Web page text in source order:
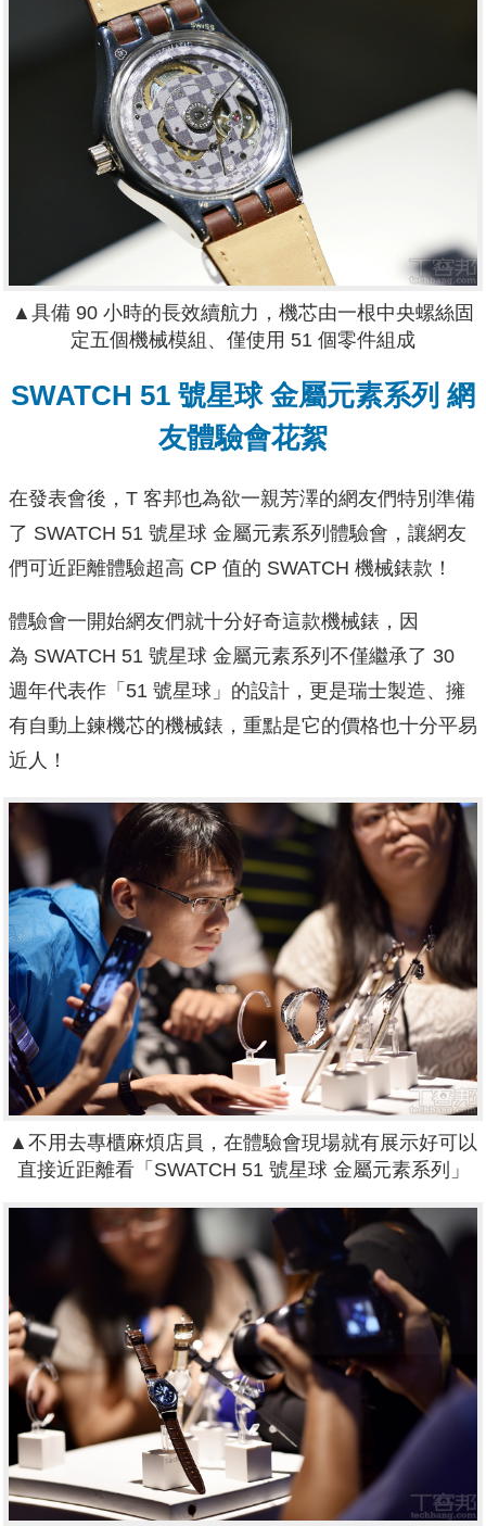
▲ 具備 90 小時的長效續航力，機芯由一根中央螺絲固
定五個機械模組、僅使用 51 個零件組成
SWATCH 51 號星球 金屬元素系列 網
友體驗會花絮
在發表會後，T 客邦也為欲一親芳澤的網友們特別準備
了 SWATCH 51 號星球 金屬元素系列體驗會，讓網友
們可近距離體驗超高 CP 值的 SWATCH 機械錶款！
體驗會一開始網友們就十分好奇這款機械錶，因
為 SWATCH 51 號星球 金屬元素系列不僅繼承了 30
週年代表作「51 號星球」的設計，更是瑞士製造、擁
有自動上鍊機芯的機械錶，重點是它的價格也十分平易
近人！
▲不用去專櫃麻煩店員，在體驗會現場就有展示好可以
直接近距離看「SWATCH 51 號星球 金屬元素系列」